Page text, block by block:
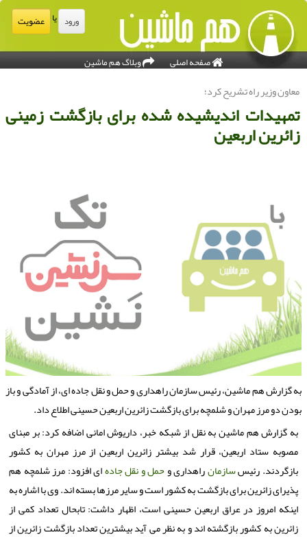
ورود عضویت
صفحه اصلی وبلاگ هم ماشین
معاون وزیر راه تشریح كرد؛
تمهیدات اندیشیده شده برای بازگشت زمینی
زائرین اربعین
گزارش هم ماشین، رئیس سازمان راهداری و حمل و نقل جاده ای، از آمادگی و باز
دو مرز مهران و شلمچه برای بازگشت زائرین اربعین حسینی اطلاع داد.
به گزارش هم ماشین به نقل از شبکه خبر، داریوش امانی اضافه کرد: بر مبنای
مصوبه ستاد اربعین، قرار شد بیشتر زائرین اربعین از مرز مهران به کشور
بازگردند. رئیسسازمانراهداری وحمل و نقلجادهای افزود: مرز شلمچه هم
پذیرای زائرین برای بازگشت به کشور است و سایر مرزها بسته اند. وی با اشاره به
اینکه امروز در عراق اربعین حسینی است، اظهار داشت: تابحال تعداد کمی از
زائرین به کشور بازگشته اند و به نظر می آید بیشترین تعداد بازگشت زائرین از